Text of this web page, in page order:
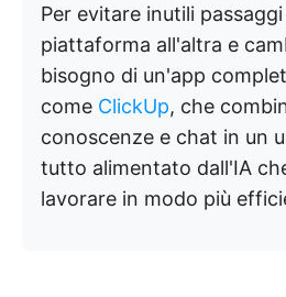
Per evitare inutili
piattaforma all'altra e
bisogno di un'app
come ClickUp, che
conoscenze e chat in un
tutto alimentato dall'IA
lavorare in modo più